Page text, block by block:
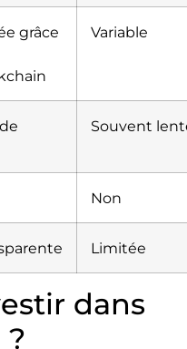
grâce
Variable
Souvent
Non
Limitée
dans
?